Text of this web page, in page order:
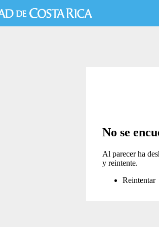
No se
Al parecer ha
y reintente.
Reintentar